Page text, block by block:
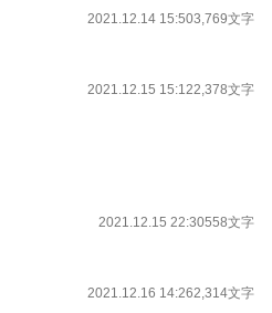
2021.12.14 15:503,769文字
2021.12.15 15:122,378文字
2021.12.15 22:30558文字
2021.12.16 14:262,314文字